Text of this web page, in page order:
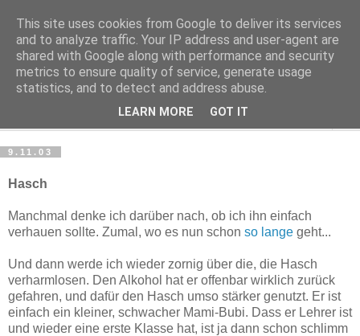
Haltungsturnen
Niveau sieht nur von unten aus wie Arroganz.
9.11.03
Hasch
Manchmal denke ich darüber nach, ob ich ihn einfach
verhauen sollte. Zumal, wo es nun schon so lange geht...
Und dann werde ich wieder zornig über die, die Hasch
verharmlosen. Den Alkohol hat er offenbar wirklich zurück
gefahren, und dafür den Hasch umso stärker genutzt. Er ist
einfach ein kleiner, schwacher Mami-Bubi. Dass er Lehrer ist
und wieder eine erste Klasse hat, ist ja dann schon schlimm
This site uses cookies from Google to deliver its services
and to analyze traffic. Your IP address and user-agent are
shared with Google along with performance and security
metrics to ensure quality of service, generate usage
statistics, and to detect and address abuse.
LEARN MORE GOT IT